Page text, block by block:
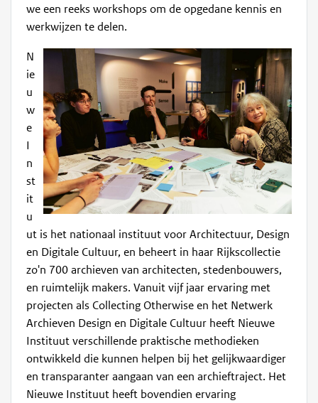
we een reeks workshops om de opgedane kennis en
werkwijzen te delen.
N
ie
u
w
e
I
n
st
it
u
ut is het nationaal instituut voor Architectuur, Design
en Digitale Cultuur, en beheert in haar Rijkscollectie
zo'n 700 archieven van architecten, stedenbouwers,
en ruimtelijk makers. Vanuit vijf jaar ervaring met
projecten als Collecting Otherwise en het Netwerk
Archieven Design en Digitale Cultuur heeft Nieuwe
Instituut verschillende praktische methodieken
ontwikkeld die kunnen helpen bij het gelijkwaardiger
en transparanter aangaan van een archieftraject. Het
Nieuwe Instituut heeft bovendien ervaring